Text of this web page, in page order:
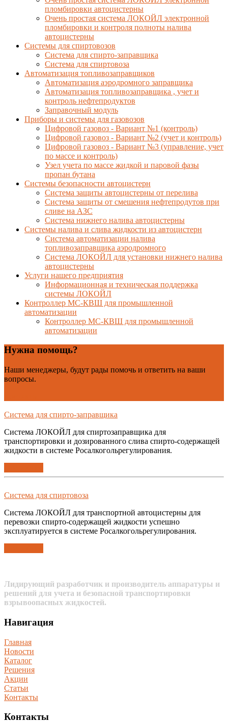
пломбировки автоцистерны
Очень простая система ЛОКОЙЛ электронной
пломбировки и контроля полноты налива
автоцистерны
Системы для спиртовозов
Система для спирто-заправщика
Система для спиртовоза
Автоматизация топливозаправщиков
Автоматизация аэродромного заправщика
Автоматизация топливозаправщика , учет и
контроль нефтепродуктов
Заправочный модуль
Приборы и системы для газовозов
Цифровой газовоз - Вариант №1 (контроль)
Цифровой газовоз - Вариант №2 (учет и контроль)
Цифровой газовоз - Вариант №3 (управление, учет
по массе и контроль)
Узел учета по массе жидкой и паровой фазы
пропан бутана
Системы безопасности автоцистерн
Система защиты автоцистерны от перелива
Система защиты от смешения нефтепродутов при
сливе на АЗС
Система нижнего налива автоцистерны
Системы налива и слива жидкости из автоцистерн
Система автоматизации налива
топливозаправщика аэродромного
Система ЛОКОЙЛ для установки нижнего налива
автоцистерны
Услуги нашего предприятия
Информационная и техническая поддержка
системы ЛОКОЙЛ
Контроллер МС-КВШ для промышленной
автоматизации
Контроллер МС-КВШ для промышленной
автоматизации
Нужна помощь?
Наши менеджеры, будут рады помочь и ответить на ваши
вопросы.
Система для спирто-заправщика
Система ЛОКОЙЛ для спиртозаправщика для
транспортировки и дозированного слива спирто-содержащей
жидкости в системе Росалкогольрегулирования.
Система для спиртовоза
Система ЛОКОЙЛ для транспортной автоцистерны для
перевозки спирто-содержащей жидкости успешно
эксплуатируется в системе Росалкогольрегулирования.
Лидирующий разработчик и производитель аппаратуры и
решений для учета и безопасной транспортировки
взрывоопасных жидкостей.
Навигация
Главная
Новости
Каталог
Решения
Акции
Статьи
Контакты
Контакты